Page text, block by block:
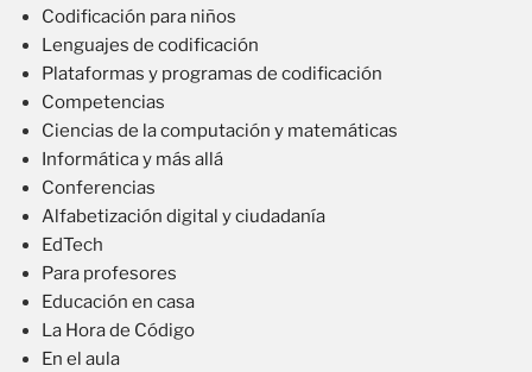
Codificación para niños
Lenguajes de codificación
Plataformas y programas de codificación
Competencias
Ciencias de la computación y matemáticas
Informática y más allá
Conferencias
Alfabetización digital y ciudadanía
EdTech
Para profesores
Educación en casa
La Hora de Código
En el aula